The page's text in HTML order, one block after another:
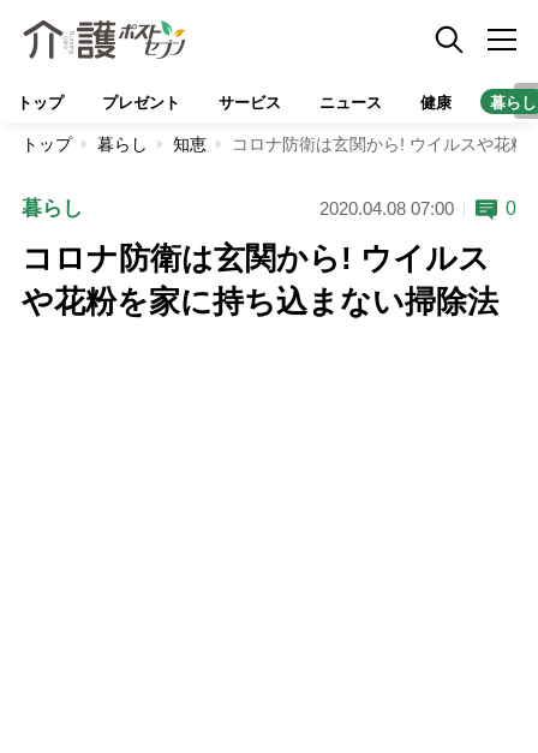
トップ プレゼント サービス ニュース 健康 暮らし
トップ 暮らし 知恵 コロナ防衛は玄関から! ウイルスや花粉
暮らし 2020.04.08 07:00 0
コロナ防衛は玄関から! ウイルス
や花粉を家に持ち込まない掃除法